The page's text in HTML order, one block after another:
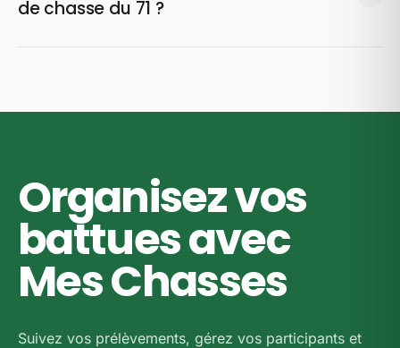
sortie.
de chasse du 71 ?
Organisez vos
battues avec
Mes Chasses
Suivez vos prélèvements, gérez vos participants et